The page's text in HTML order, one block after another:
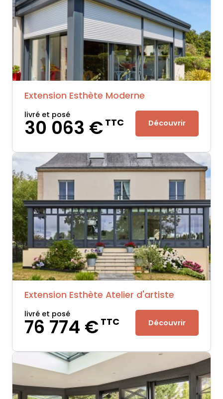
Extension Esthète Moderne
livré et posé
30 063 €TTC Découvrir
Extension Esthète Atelier d'artiste
livré et posé
76 774 €TTC Découvrir